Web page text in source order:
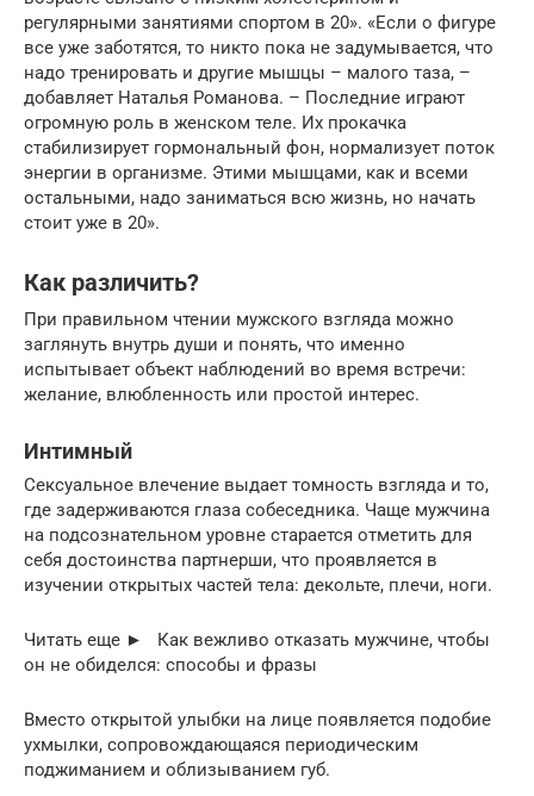
регулярными занятиями спортом в 20». «Если о фигуре
все уже заботятся, то никто пока не задумывается, что
надо тренировать и другие мышцы – малого таза, –
добавляет Наталья Романова. – Последние играют
огромную роль в женском теле. Их прокачка
стабилизирует гормональный фон, нормализует поток
энергии в организме. Этими мышцами, как и всеми
остальными, надо заниматься всю жизнь, но начать
стоит уже в 20».
Как различить?
При правильном чтении мужского взгляда можно
заглянуть внутрь души и понять, что именно
испытывает объект наблюдений во время встречи:
желание, влюбленность или простой интерес.
Интимный
Сексуальное влечение выдает томность взгляда и то,
где задерживаются глаза собеседника. Чаще мужчина
на подсознательном уровне старается отметить для
себя достоинства партнерши, что проявляется в
изучении открытых частей тела: декольте, плечи, ноги.
Читать еще ► Как вежливо отказать мужчине, чтобы
он не обиделся: способы и фразы
Вместо открытой улыбки на лице появляется подобие
ухмылки, сопровождающаяся периодическим
поджиманием и облизыванием губ.